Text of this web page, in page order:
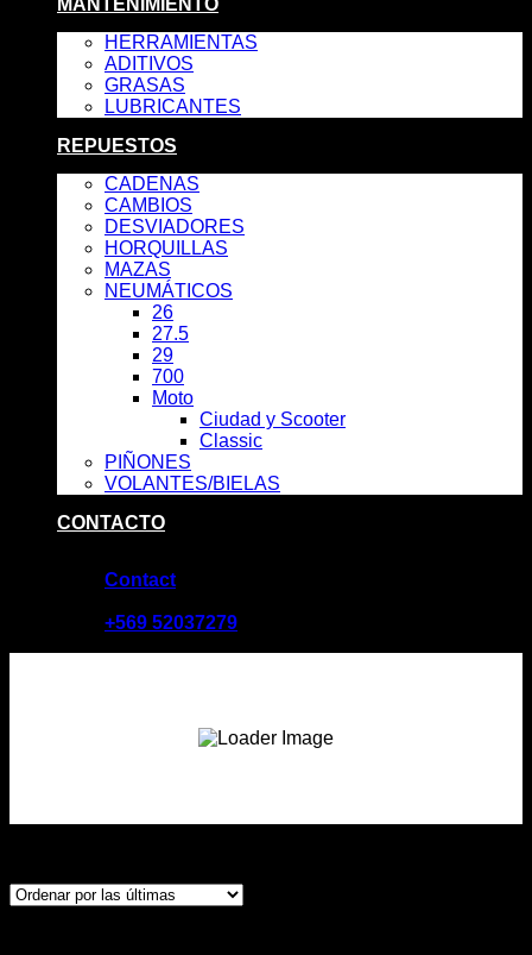
MANTENIMIENTO
HERRAMIENTAS
ADITIVOS
GRASAS
LUBRICANTES
REPUESTOS
CADENAS
CAMBIOS
DESVIADORES
HORQUILLAS
MAZAS
NEUMÁTICOS
26
27.5
29
700
Moto
Ciudad y Scooter
Classic
PIÑONES
VOLANTES/BIELAS
CONTACTO
Contact
+569 52037279